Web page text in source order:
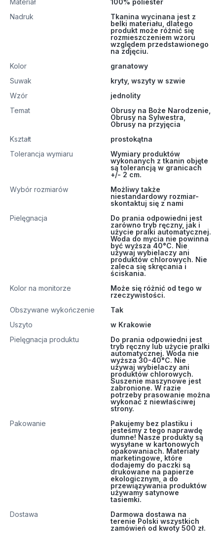
Nadruk
Tkanina wycinana jest z
belki materiału, dlatego
produkt może różnić się
rozmieszczeniem wzoru
względem przedstawionego
na zdjęciu.
Kolor
granatowy
Suwak
kryty, wszyty w szwie
Wzór
jednolity
Temat
Obrusy na Boże Narodzenie,
Obrusy na Sylwestra,
Obrusy na przyjęcia
Kształt
prostokątna
Tolerancja wymiaru
Wymiary produktów
wykonanych z tkanin objęte
są tolerancją w granicach
+/- 2 cm.
Wybór rozmiarów
Możliwy także
niestandardowy rozmiar-
skontaktuj się z nami
Pielęgnacja
Do prania odpowiedni jest
zarówno tryb ręczny, jak i
użycie pralki automatycznej.
Woda do mycia nie powinna
być wyższa 40°C. Nie
używaj wybielaczy ani
produktów chlorowych. Nie
zaleca się skręcania i
ściskania.
Kolor na monitorze
Może się różnić od tego w
rzeczywistości.
Obszywane wykończenie
Tak
Uszyto
w Krakowie
Pielęgnacja produktu
Do prania odpowiedni jest
tryb ręczny lub użycie pralki
automatycznej. Woda nie
wyższa 30-40°C. Nie
używaj wybielaczy ani
produktów chlorowych.
Suszenie maszynowe jest
zabronione. W razie
potrzeby prasowanie można
wykonać z niewłaściwej
strony.
Pakowanie
Pakujemy bez plastiku i
jesteśmy z tego naprawdę
dumne! Nasze produkty są
wysyłane w kartonowych
opakowaniach. Materiały
marketingowe, które
dodajemy do paczki są
drukowane na papierze
ekologicznym, a do
przewiązywania produktów
używamy satynowe
tasiemki.
Dostawa
Darmowa dostawa na
terenie Polski wszystkich
zamówień od kwoty 500 zł.